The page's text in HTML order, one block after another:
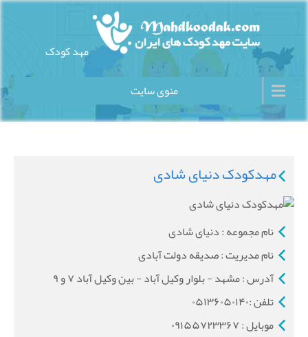
Skip
مهد کودک
سایت مهد کودک های ایران
منوی سایت
مهدکودک دنیای شادی
نام مجموعه : دنیای شادی
نام مدیریت : صدیقه دولت آبادی
آدرس : مشهد - بلوار وکیل آباد - بین وکیل آباد ۷ و ۹
تلفن :۰۵۱۳۶۰۵۰۱۴۰
موبایل : ۰۹۱۵۵۷۲۳۳۶۷